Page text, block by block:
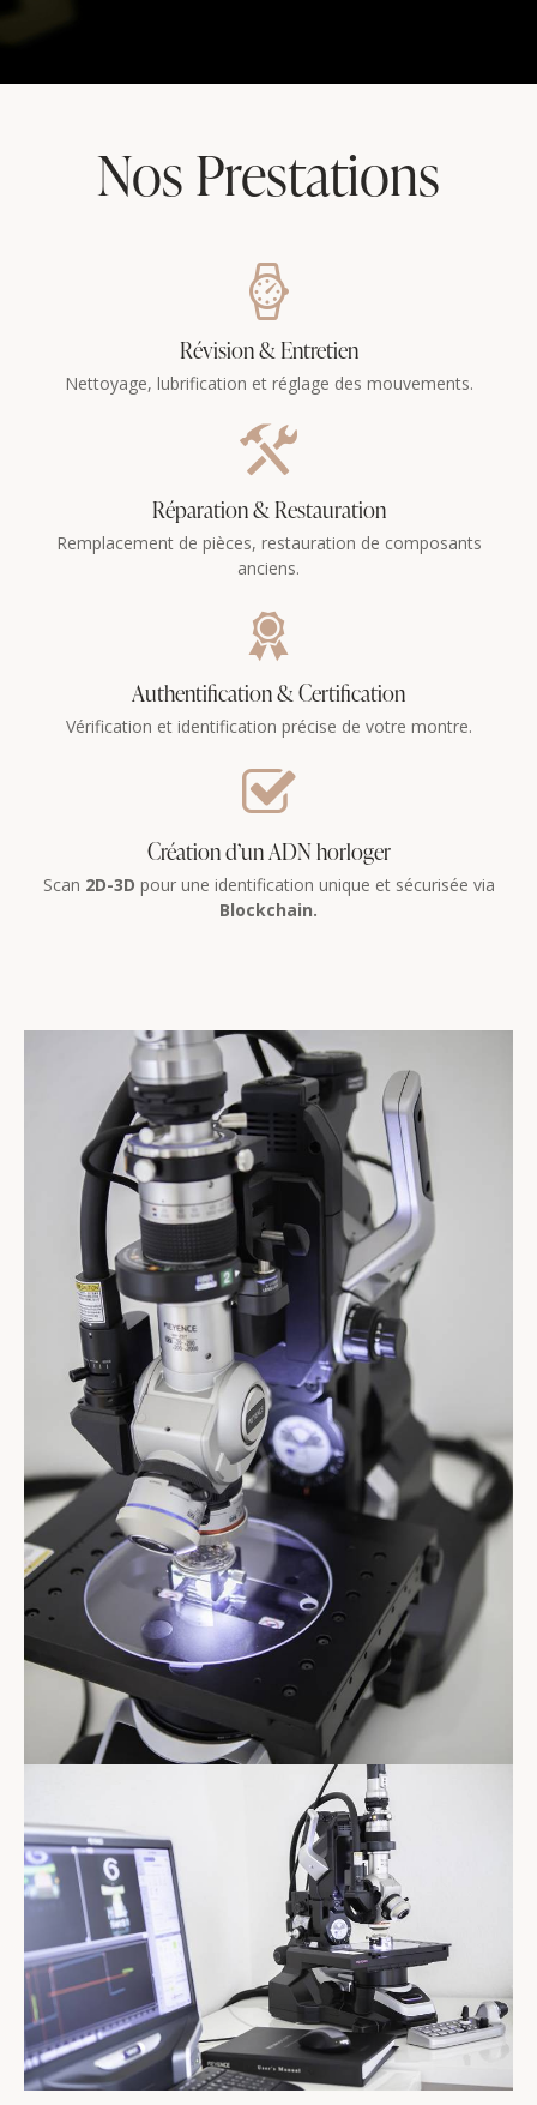
Nos Prestations
Révision & Entretien
Nettoyage, lubrification et réglage des mouvements.
Réparation & Restauration
Remplacement de pièces, restauration de composants
anciens.
Authentification & Certification
Vérification et identification précise de votre montre.
Création d’un ADN horloger
Scan 2D-3D pour une identification unique et sécurisée via
Blockchain.